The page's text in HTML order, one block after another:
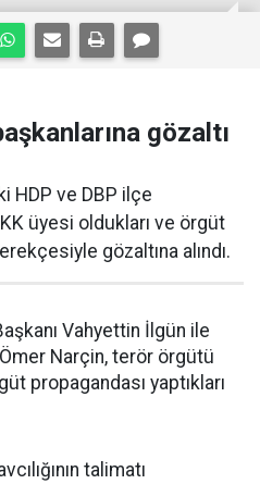
gözaltı
HDP ve DBP ilçe
üyesi oldukları ve örgüt
gözaltına alındı.
Vahyettin İlgün ile
Narçin, terör örgütü
propagandası yaptıkları
talimatı